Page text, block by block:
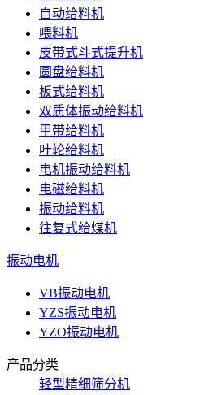
自动给料机
喂料机
皮带式斗式提升机
圆盘给料机
板式给料机
双质体振动给料机
甲带给料机
叶轮给料机
电机振动给料机
电磁给料机
振动给料机
往复式给煤机
振动电机
VB振动电机
YZS振动电机
YZO振动电机
产品分类
轻型精细筛分机